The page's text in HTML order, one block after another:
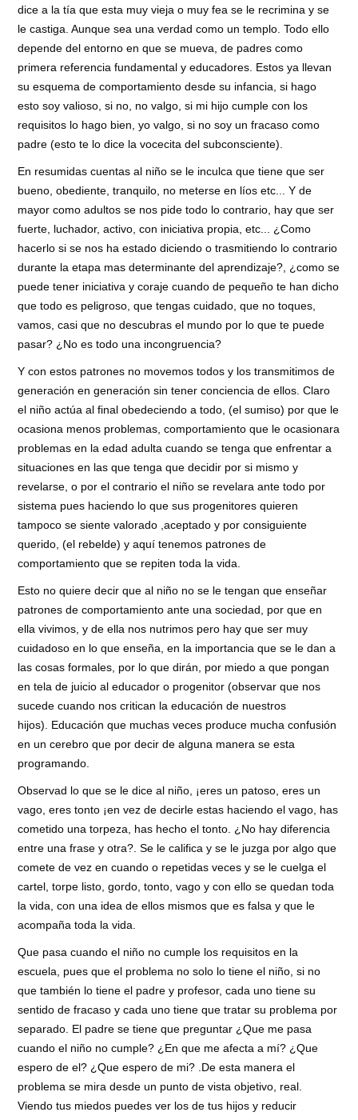
dice a la tía que esta muy vieja o muy fea se le recrimina y se
le castiga. Aunque sea una verdad como un templo. Todo ello
depende del entorno en que se mueva, de padres como
primera referencia fundamental y educadores. Estos ya llevan
su esquema de comportamiento desde su infancia, si hago
esto soy valioso, si no, no valgo, si mi hijo cumple con los
requisitos lo hago bien, yo valgo, si no soy un fracaso como
padre (esto te lo dice la vocecita del subconsciente).
En resumidas cuentas al niño se le inculca que tiene que ser
bueno, obediente, tranquilo, no meterse en líos etc... Y de
mayor como adultos se nos pide todo lo contrario, hay que ser
fuerte, luchador, activo, con iniciativa propia, etc... ¿Como
hacerlo si se nos ha estado diciendo o trasmitiendo lo contrario
durante la etapa mas determinante del aprendizaje?, ¿como se
puede tener iniciativa y coraje cuando de pequeño te han dicho
que todo es peligroso, que tengas cuidado, que no toques,
vamos, casi que no descubras el mundo por lo que te puede
pasar? ¿No es todo una incongruencia?
Y con estos patrones no movemos todos y los transmitimos de
generación en generación sin tener conciencia de ellos. Claro
el niño actúa al final obedeciendo a todo, (el sumiso) por que le
ocasiona menos problemas, comportamiento que le ocasionara
problemas en la edad adulta cuando se tenga que enfrentar a
situaciones en las que tenga que decidir por si mismo y
revelarse, o por el contrario el niño se revelara ante todo por
sistema pues haciendo lo que sus progenitores quieren
tampoco se siente valorado ,aceptado y por consiguiente
querido, (el rebelde) y aquí tenemos patrones de
comportamiento que se repiten toda la vida.
Esto no quiere decir que al niño no se le tengan que enseñar
patrones de comportamiento ante una sociedad, por que en
ella vivimos, y de ella nos nutrimos pero hay que ser muy
cuidadoso en lo que enseña, en la importancia que se le dan a
las cosas formales, por lo que dirán, por miedo a que pongan
en tela de juicio al educador o progenitor (observar que nos
sucede cuando nos critican la educación de nuestros
hijos). Educación que muchas veces produce mucha confusión
en un cerebro que por decir de alguna manera se esta
programando.
Observad lo que se le dice al niño, ¡eres un patoso, eres un
vago, eres tonto ¡en vez de decirle estas haciendo el vago, has
cometido una torpeza, has hecho el tonto. ¿No hay diferencia
entre una frase y otra?. Se le califica y se le juzga por algo que
comete de vez en cuando o repetidas veces y se le cuelga el
cartel, torpe listo, gordo, tonto, vago y con ello se quedan toda
la vida, con una idea de ellos mismos que es falsa y que le
acompaña toda la vida.
Que pasa cuando el niño no cumple los requisitos en la
escuela, pues que el problema no solo lo tiene el niño, si no
que también lo tiene el padre y profesor, cada uno tiene su
sentido de fracaso y cada uno tiene que tratar su problema por
separado. El padre se tiene que preguntar ¿Que me pasa
cuando el niño no cumple? ¿En que me afecta a mí? ¿Que
espero de el? ¿Que espero de mi? .De esta manera el
problema se mira desde un punto de vista objetivo, real.
Viendo tus miedos puedes ver los de tus hijos y reducir